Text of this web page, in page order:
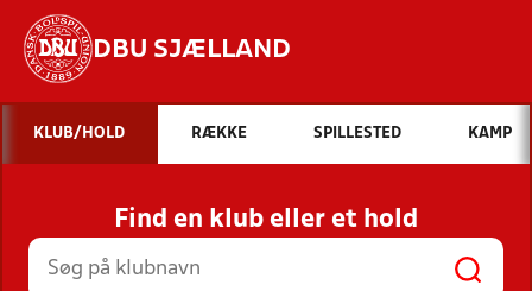
DBU SJÆLLAND
Hvad vil du søge efter?
INDHOLD OG NYHEDER
STILLINGER, RESULTATER, KLUBBER OG
HOLD
KLUB/HOLD RÆKKE SPILLESTED KAMP
Find en klub eller et hold